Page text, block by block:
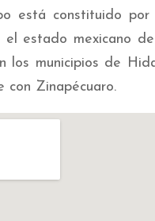
está constituido por
el estado mexicano
los municipios de
con Zinapécuaro.